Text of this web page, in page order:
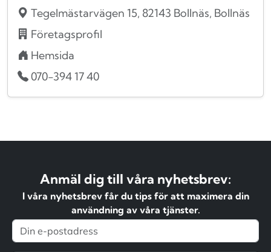
Tegelmästarvägen 15, 82143 Bollnäs, Bollnäs
Företagsprofil
Hemsida
070-394 17 40
Anmäl dig till våra nyhetsbrev:
I våra nyhetsbrev får du tips för att maximera din
användning av våra tjänster.